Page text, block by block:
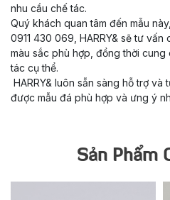
nhu cầu chế tác.
Quý khách quan tâm đến mẫu
0911 430 069, HARRY& sẽ tư
màu sắc phù hợp, đồng thời
tác cụ thể.
HARRY& luôn sẵn sàng hỗ trợ
được mẫu đá phù hợp và ưng ý
Sản Phẩm